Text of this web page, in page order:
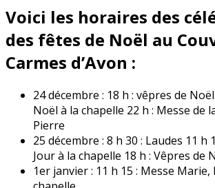
Voici les horaires des
des fêtes de Noël au
Carmes d’Avon :
24 décembre : 18 h : vêpres de
Noël à la chapelle 22 h : Messe de
Pierre
25 décembre : 8 h 30 : Laudes 11 h
Jour à la chapelle 18 h : Vêpres de
1er janvier : 11 h 15 : Messe